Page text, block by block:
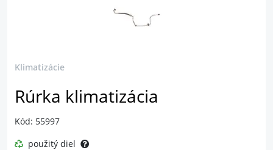
Klimatizácie
Rúrka klimatizácia
Kód: 55997
použitý diel